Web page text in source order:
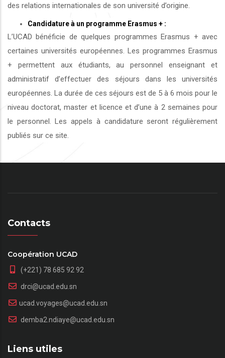
des relations internationales de son université d’origine.
Candidature à un programme Erasmus + :
L’UCAD bénéficie de quelques programmes Erasmus + avec
certaines universités européennes. Les programmes Erasmus
+ permettent aux étudiants, au personnel enseignant et
administratif d’effectuer des séjours dans les universités
européennes. La durée de ces séjours est de 5 à 6 mois pour le
niveau doctorat, master et licence et d’une à 2 semaines pour
le personnel. Les appels à candidature seront régulièrement
publiés sur ce site.
Contacts
Coopération UCAD
(+221) 78 685 92 92
drci@ucad.edu.sn
ucad.voyages@ucad.edu.sn
demba2.ndiaye@ucad.edu.sn
Liens utiles